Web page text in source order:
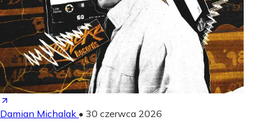
Damian Michalak • 30 czerwca 2026